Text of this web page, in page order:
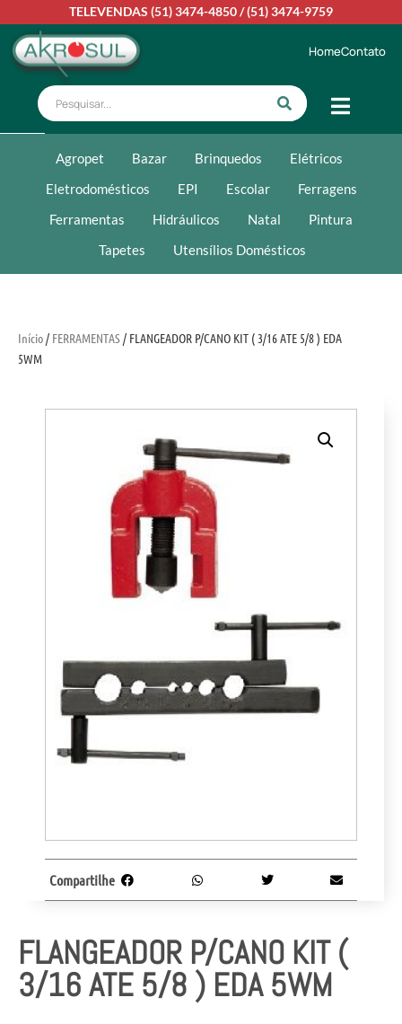
TELEVENDAS (51) 3474-4850/(51) 3474-9759
HomeContato
Agropet Bazar Brinquedos
Elétricos
Eletrodomésticos
EPI Escolar
Ferragens
Ferramentas
Hidráulicos Natal
Pintura
Tapetes
Utensílios Domésticos
Início/ FERRAMENTAS/ FLANGEADOR P/CANO KIT ( 3/16 ATE 5/8 ) EDA
5WM
FLANGEADOR P/CANO KIT (
3/16 ATE 5/8 ) EDA 5WM
Compartilhe